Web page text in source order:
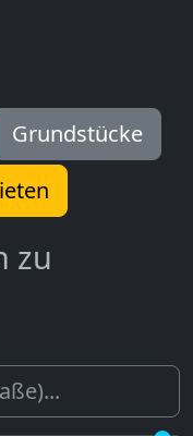
Grundstücke
zu